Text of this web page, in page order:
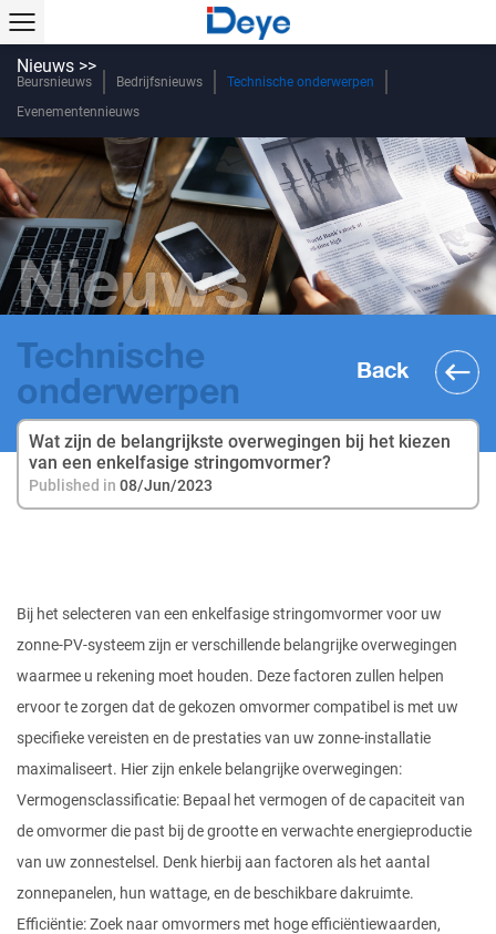
Nieuws >>
Beursnieuws Bedrijfsnieuws
Technische onderwerpen
Evenementennieuws
Nieuws
Technische
onderwerpen
Back
Wat zijn de belangrijkste overwegingen bij het kiezen
van een enkelfasige stringomvormer?
Published in 08/Jun/2023
Bij het selecteren van een enkelfasige stringomvormer voor uw
zonne-PV-systeem zijn er verschillende belangrijke overwegingen
waarmee u rekening moet houden. Deze factoren zullen helpen
ervoor te zorgen dat de gekozen omvormer compatibel is met uw
specifieke vereisten en de prestaties van uw zonne-installatie
maximaliseert. Hier zijn enkele belangrijke overwegingen:
Vermogensclassificatie: Bepaal het vermogen of de capaciteit van
de omvormer die past bij de grootte en verwachte energieproductie
van uw zonnestelsel. Denk hierbij aan factoren als het aantal
zonnepanelen, hun wattage, en de beschikbare dakruimte.
Efficiëntie: Zoek naar omvormers met hoge efficiëntiewaarden,